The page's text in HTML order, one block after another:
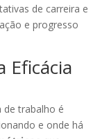
de carreira e
e progresso
Eficácia
de trabalho é
e onde há